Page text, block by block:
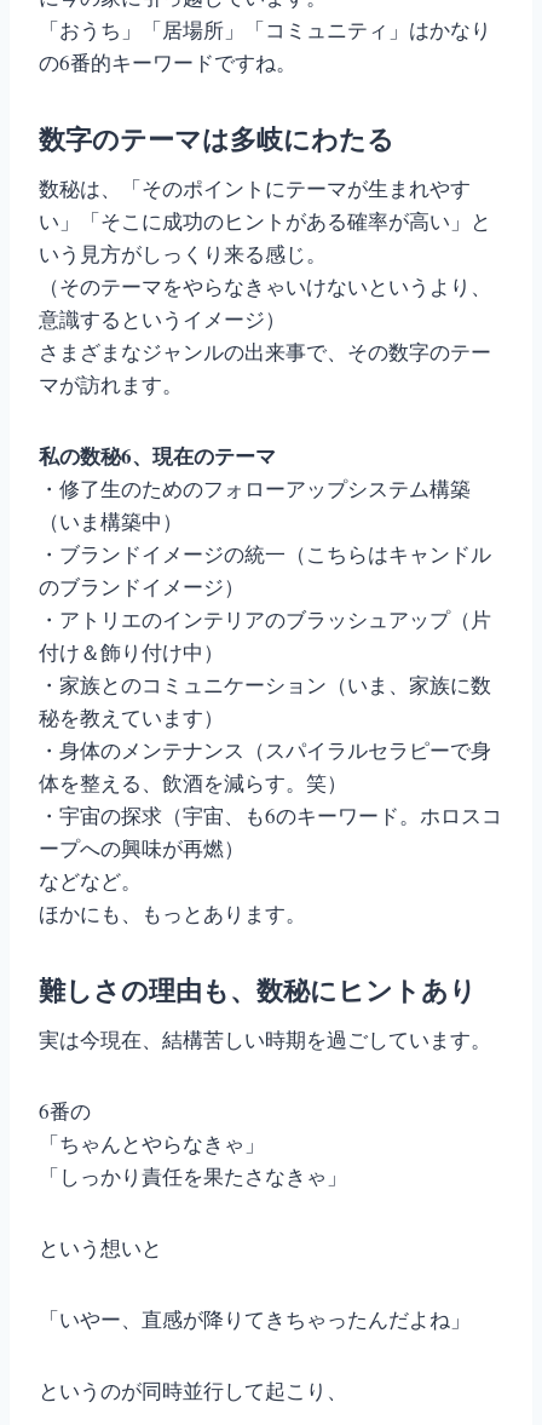
「おうち」「居場所」「コミュニティ」はかなり
の6番的キーワードですね。
数字のテーマは多岐にわたる
数秘は、「そのポイントにテーマが生まれやす
い」「そこに成功のヒントがある確率が高い」と
いう見方がしっくり来る感じ。
（そのテーマをやらなきゃいけないというより、
意識するというイメージ）
さまざまなジャンルの出来事で、その数字のテー
マが訪れます。
私の数秘6、現在のテーマ
・修了生のためのフォローアップシステム構築
（いま構築中）
・ブランドイメージの統一（こちらはキャンドル
のブランドイメージ）
・アトリエのインテリアのブラッシュアップ（片
付け＆飾り付け中）
・家族とのコミュニケーション（いま、家族に数
秘を教えています）
・身体のメンテナンス（スパイラルセラピーで身
体を整える、飲酒を減らす。笑）
・宇宙の探求（宇宙、も6のキーワード。ホロスコ
ープへの興味が再燃）
などなど。
ほかにも、もっとあります。
難しさの理由も、数秘にヒントあり
実は今現在、結構苦しい時期を過ごしています。
6番の
「ちゃんとやらなきゃ」
「しっかり責任を果たさなきゃ」
という想いと
「いやー、直感が降りてきちゃったんだよね」
というのが同時並行して起こり、